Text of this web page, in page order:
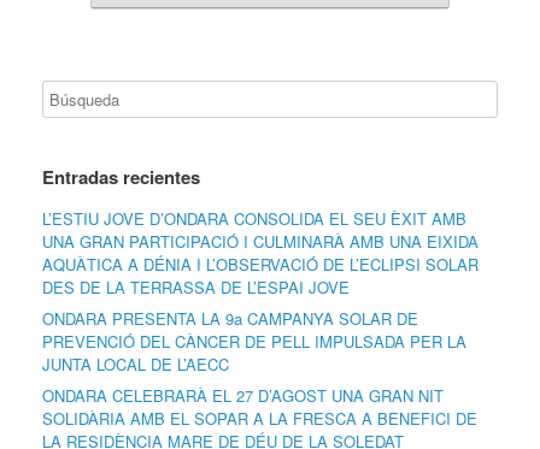
Entradas recientes
L’ESTIU JOVE D’ONDARA CONSOLIDA EL SEU ÈXIT AMB
UNA GRAN PARTICIPACIÓ I CULMINARÀ AMB UNA EIXIDA
AQUÀTICA A DÉNIA I L’OBSERVACIÓ DE L’ECLIPSI SOLAR
DES DE LA TERRASSA DE L’ESPAI JOVE
ONDARA PRESENTA LA 9a CAMPANYA SOLAR DE
PREVENCIÓ DEL CÀNCER DE PELL IMPULSADA PER LA
JUNTA LOCAL DE L’AECC
ONDARA CELEBRARÀ EL 27 D’AGOST UNA GRAN NIT
SOLIDÀRIA AMB EL SOPAR A LA FRESCA A BENEFICI DE
LA RESIDÈNCIA MARE DE DÉU DE LA SOLEDAT